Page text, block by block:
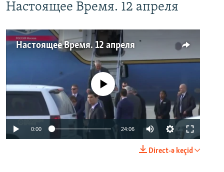
Настоящее Время. 12 апреля
Настоящее Время. 12 апреля
No media source currently available
0:00 24:06
Direct-ə keçid